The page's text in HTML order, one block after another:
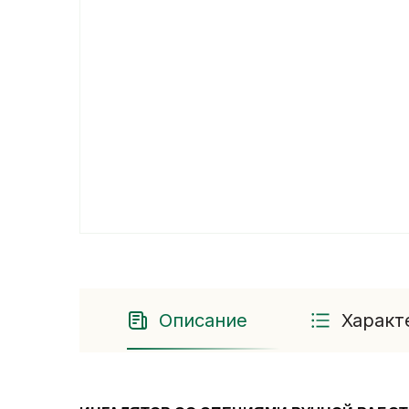
Описание